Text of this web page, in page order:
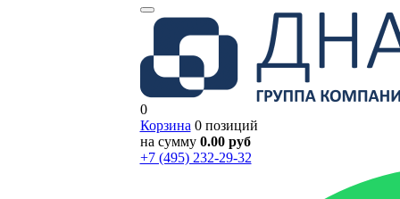
0
Корзина 0 позиций
на сумму 0.00 руб
+7 (495) 232-29-32